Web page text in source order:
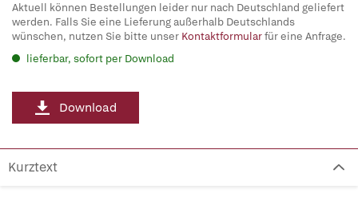
Aktuell können Bestellungen leider nur nach Deutschland geliefert
werden. Falls Sie eine Lieferung außerhalb Deutschlands
wünschen, nutzen Sie bitte unser Kontaktformularfür eine Anfrage.
lieferbar, sofort per Download
Download
Kurztext